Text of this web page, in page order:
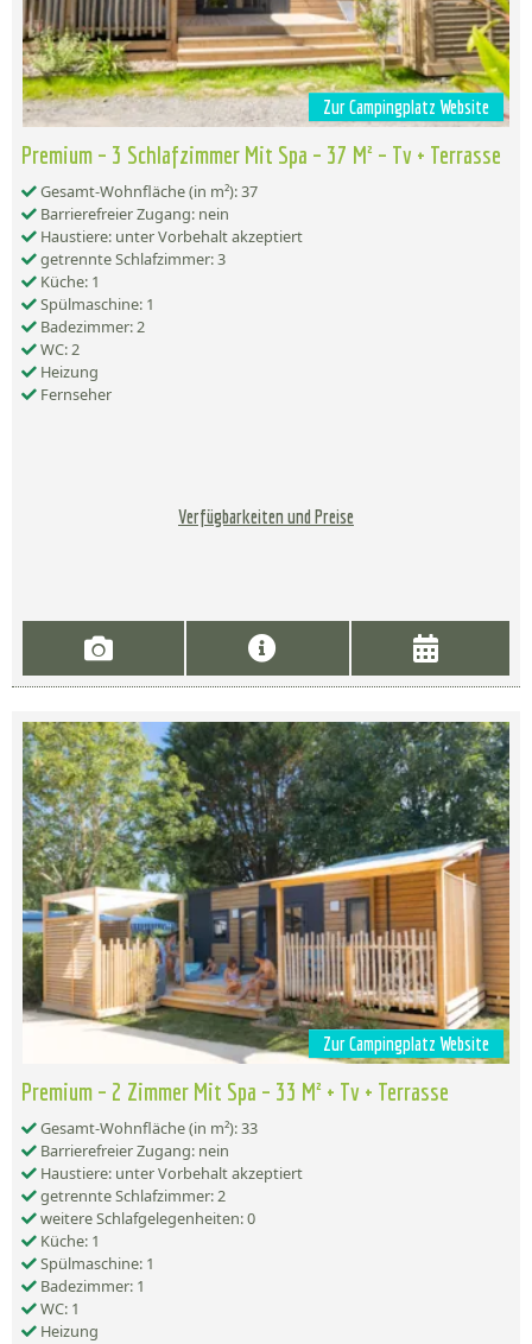
Zur Campingplatz Website
Premium – 3 Schlafzimmer Mit Spa – 37 M² – Tv + Terrasse
Gesamt-Wohnfläche (in m²): 37
Barrierefreier Zugang: nein
Haustiere: unter Vorbehalt akzeptiert
getrennte Schlafzimmer: 3
Küche: 1
Spülmaschine: 1
Badezimmer: 2
WC: 2
Heizung
Fernseher
Verfügbarkeiten und Preise
Zur Campingplatz Website
Premium – 2 Zimmer Mit Spa – 33 M² + Tv + Terrasse
Gesamt-Wohnfläche (in m²): 33
Barrierefreier Zugang: nein
Haustiere: unter Vorbehalt akzeptiert
getrennte Schlafzimmer: 2
weitere Schlafgelegenheiten: 0
Küche: 1
Spülmaschine: 1
Badezimmer: 1
WC: 1
Heizung